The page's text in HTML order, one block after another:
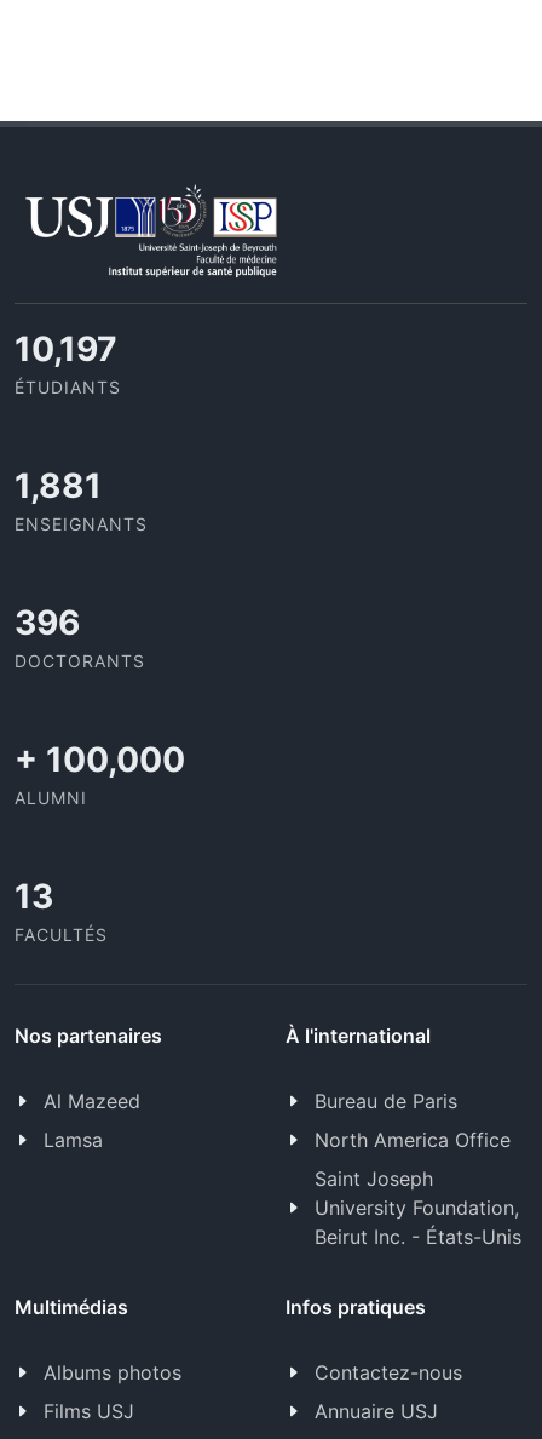
11,727
ÉTUDIANTS
2,142
ENSEIGNANTS
437
DOCTORANTS
+ 100,000
ALUMNI
13
FACULTÉS
Nos partenaires
Al Mazeed
Lamsa
À l'international
Bureau de Paris
North America Office
Saint Joseph
University Foundation,
Beirut Inc. - États-Unis
Multimédias
Albums photos
Films USJ
Infos pratiques
Contactez-nous
Annuaire USJ